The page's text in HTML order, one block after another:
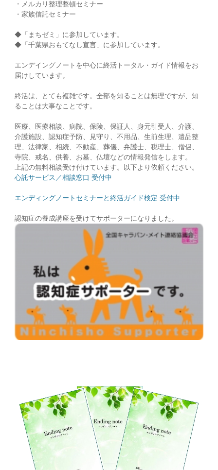
・メルカリ整理整頓セミナー
・家族信託セミナー
◆「まちゼミ」に参加しています。
◆「千葉県おもてなし宣言」に参加しています。
エンデイングノートを中心に終活トータル・ガイド情報をお
届けしています。
終活は、とても複雑です。全部を知ることは無理ですが、知
ることは大事なことです。
医療、医療相談、病院、保険、保証人、身元引受人、介護、
介護施設、認知症予防、見守り、不用品、生前生理、遺品整
理、法律家、相続、不動産、葬儀、弁護士、税理士、僧侶、
寺院、戒名、供養、お墓、仏壇などの情報発信をします。
上記の無料相談受け付けています。以下より依頼ください。
心託サービス／相談窓口 受付中
エンディングノートセミナーと終活ガイド検定 受付中
認知症の養成講座を受けてサポーターになりました。